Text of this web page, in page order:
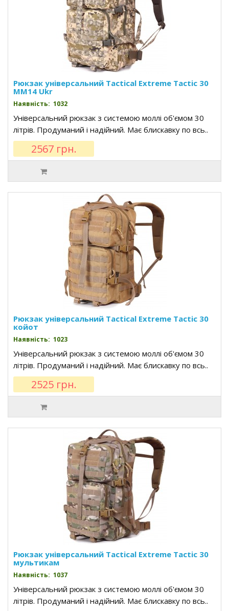
Рюкзак універсальний Tactical Extreme Tactic 30
MM14 Ukr
Наявність: 1032
Універсальний рюкзак з системою моллі об'ємом 30
літрів. Продуманий і надійний. Має блискавку по всь..
2567 грн.
Рюкзак універсальний Tactical Extreme Tactic 30
койот
Наявність: 1023
Універсальний рюкзак з системою моллі об'ємом 30
літрів. Продуманий і надійний. Має блискавку по всь..
2525 грн.
Рюкзак універсальний Tactical Extreme Tactic 30
мультикам
Наявність: 1037
Універсальний рюкзак з системою моллі об'ємом 30
літрів. Продуманий і надійний. Має блискавку по всь..